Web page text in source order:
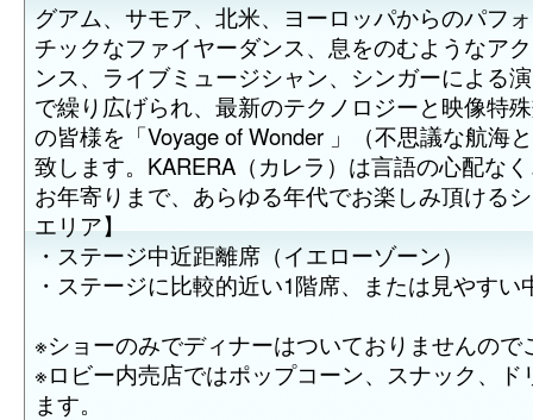
グアム、サモア、北米、ヨーロッパからのパフ
チックなファイヤーダンス、息をのむようなア
ンス、ライブミュージシャン、シンガーによる
で繰り広げられ、最新のテクノロジーと映像特
の皆様を「Voyage of Wonder 」（不思議な航海
致します。KARERA（カレラ）は言語の心配な
お年寄りまで、あらゆる年代でお楽しみ頂ける
エリア】
・ステージ中近距離席（イエローゾーン）
・ステージに比較的近い1階席、または見やす
※ショーのみでディナーはついておりませんので
※ロビー内売店ではポップコーン、スナック、
ます。